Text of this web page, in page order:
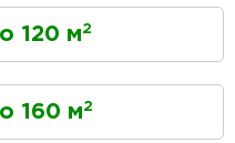
120 м2
160 м2